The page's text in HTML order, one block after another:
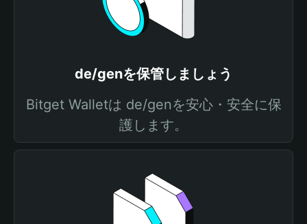
de/genを保管しましょう
Bitget Walletは de/genを安心・安全に保
護します。